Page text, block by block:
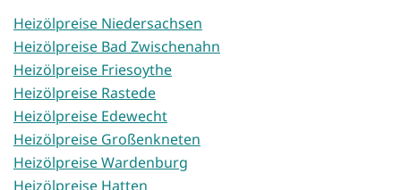
Heizölpreise Niedersachsen
Heizölpreise Bad Zwischenahn
Heizölpreise Friesoythe
Heizölpreise Rastede
Heizölpreise Edewecht
Heizölpreise Großenkneten
Heizölpreise Wardenburg
Heizölpreise Hatten